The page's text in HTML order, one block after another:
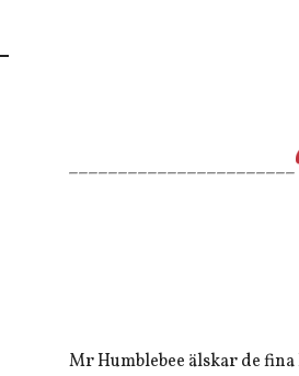
_______________________
Mr Humblebee älskar de